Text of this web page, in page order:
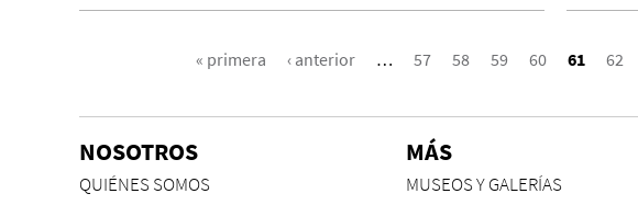
« primera ‹ anterior … 57 58 59 60 61 62
NOSOTROS
QUIÉNES SOMOS
MÁS
MUSEOS Y GALERÍAS